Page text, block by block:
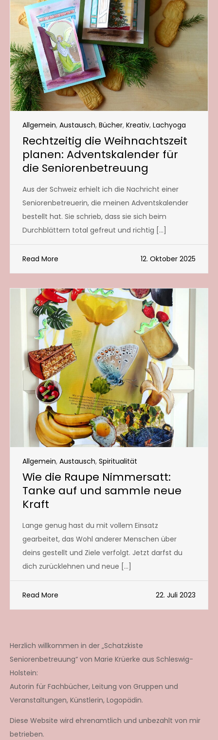
Allgemein, Austausch, Bücher, Kreativ, Lachyoga
Rechtzeitig die Weihnachtszeit
planen: Adventskalender für
die Seniorenbetreuung
Aus der Schweiz erhielt ich die Nachricht einer
Seniorenbetreuerin, die meinen Adventskalender
bestellt hat. Sie schrieb, dass sie sich beim
Durchblättern total gefreut und richtig […]
Read More 12. Oktober 2025
Allgemein, Austausch, Spiritualität
Wie die Raupe Nimmersatt:
Tanke auf und sammle neue
Kraft
Lange genug hast du mit vollem Einsatz
gearbeitet, das Wohl anderer Menschen über
deins gestellt und Ziele verfolgt. Jetzt darfst du
dich zurücklehnen und neue […]
Read More 22. Juli 2023
Herzlich willkommen in der „Schatzkiste
Seniorenbetreuung“ von Marie Krüerke aus Schleswig-
Holstein:
Autorin für Fachbücher, Leitung von Gruppen und
Veranstaltungen, Künstlerin, Logopädin.
Diese Website wird ehrenamtlich und unbezahlt von mir
betrieben.